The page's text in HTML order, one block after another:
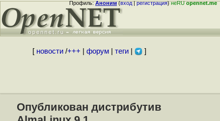
Профиль:Аноним(вход|регистрация)неRUopennet.me
[ новости/+++ форум| теги| ]
Опубликован дистрибутив